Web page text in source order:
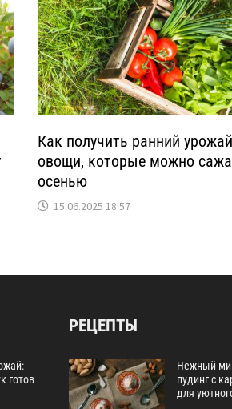
Как получить ранний
овощи, которые можно
осенью
15.06.2025 18:57
готов
РЕЦЕПТЫ
Нежный
пудинг с
для